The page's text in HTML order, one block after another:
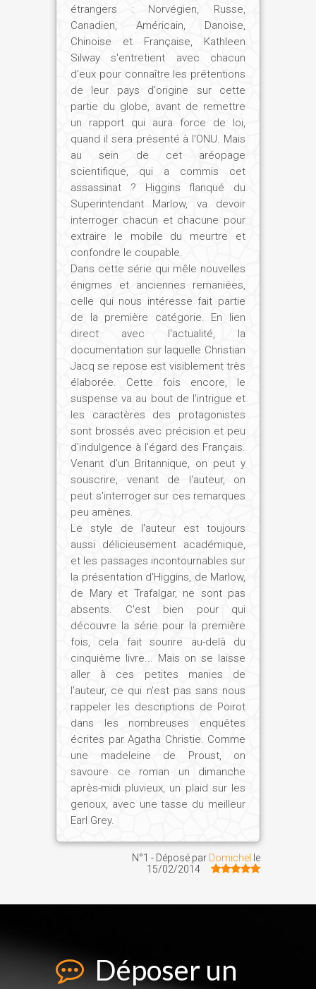
étrangers : Norvégien, Russe,
Canadien, Américain, Danoise,
Chinoise et Française, Kathleen
Silway s'entretient avec chacun
d'eux pour connaître les prétentions
de leur pays d'origine sur cette
partie du globe, avant de remettre
un rapport qui aura force de loi,
quand il sera présenté à l'ONU. Mais
au sein de cet aréopage
scientifique, qui a commis cet
assassinat ? Higgins flanqué du
Superintendant Marlow, va devoir
interroger chacun et chacune pour
extraire le mobile du meurtre et
confondre le coupable.
Dans cette série qui mêle nouvelles
énigmes et anciennes remaniées,
celle qui nous intéresse fait partie
de la première catégorie. En lien
direct avec l'actualité, la
documentation sur laquelle Christian
Jacq se repose est visiblement très
élaborée. Cette fois encore, le
suspense va au bout de l'intrigue et
les caractères des protagonistes
sont brossés avec précision et peu
d'indulgence à l'égard des Français.
Venant d'un Britannique, on peut y
souscrire, venant de l'auteur, on
peut s'interroger sur ces remarques
peu amènes.
Le style de l'auteur est toujours
aussi délicieusement académique,
et les passages incontournables sur
la présentation d'Higgins, de Marlow,
de Mary et Trafalgar, ne sont pas
absents. C'est bien pour qui
découvre la série pour la première
fois, cela fait sourire au-delà du
cinquième livre... Mais on se laisse
aller à ces petites manies de
l'auteur, ce qui n'est pas sans nous
rappeler les descriptions de Poirot
dans les nombreuses enquêtes
écrites par Agatha Christie. Comme
une madeleine de Proust, on
savoure ce roman un dimanche
après-midi pluvieux, un plaid sur les
genoux, avec une tasse du meilleur
Earl Grey.
N°1 - Déposé par Domichel le
15/02/2014
Déposer un